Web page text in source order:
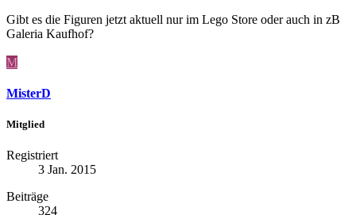
Gibt es die Figuren jetzt aktuell nur im Lego Store oder auch in zB
Galeria Kaufhof?
M
MisterD
Mitglied
Registriert
3 Jan. 2015
Beiträge
324